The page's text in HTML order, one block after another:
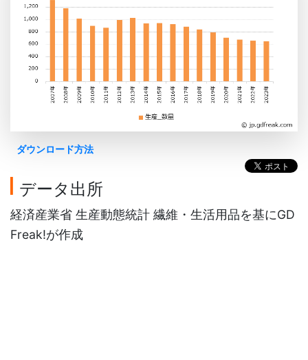
ダウンロード方法
データ出所
経済産業省 生産動態統計 繊維・生活用品を基にGD
Freak!が作成